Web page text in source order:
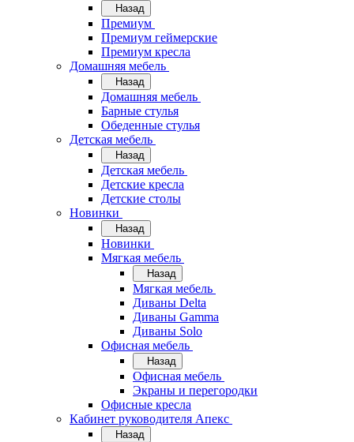
Назад
Премиум
Премиум геймерские
Премиум кресла
Домашняя мебель
Назад
Домашняя мебель
Барные стулья
Обеденные стулья
Детская мебель
Назад
Детская мебель
Детские кресла
Детские столы
Новинки
Назад
Новинки
Мягкая мебель
Назад
Мягкая мебель
Диваны Delta
Диваны Gamma
Диваны Solo
Офисная мебель
Назад
Офисная мебель
Экраны и перегородки
Офисные кресла
Кабинет руководителя Апекс
Назад